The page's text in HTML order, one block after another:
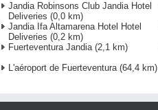
Jandia Robinsons Club Jandia Hotel
Deliveries (0,0 km)
Jandia Ifa Altamarena Hotel Hotel
Deliveries (0,2 km)
Fuerteventura Jandia(2,1 km)
L'aéroport de Fuerteventura(64,4 km)